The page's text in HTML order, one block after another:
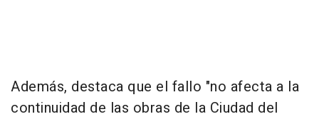
Además, destaca que el fallo "no afecta a la
continuidad de las obras de la Ciudad del